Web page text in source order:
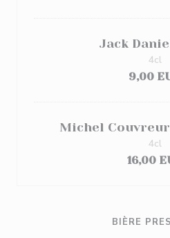
Jack
9,00
4cl
Michel
16,00
4cl
BIÈRE